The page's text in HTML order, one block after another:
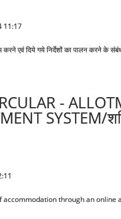
11:17
करने एवं दिये गये निर्देशों का पालन
-
SYSTEM/
accommodation through an online